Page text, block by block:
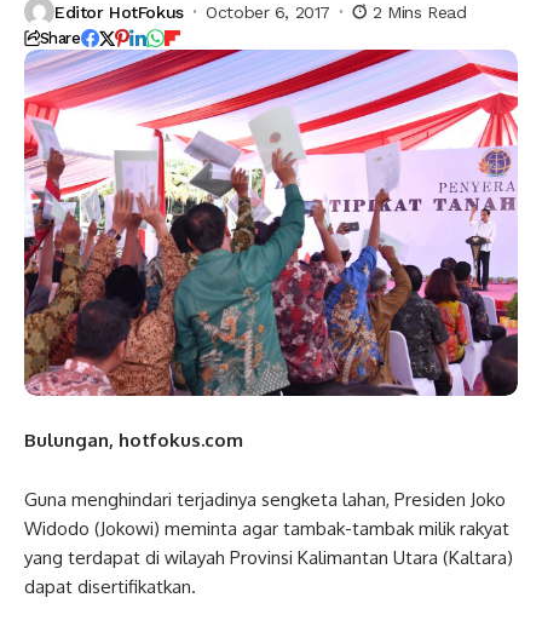
Editor HotFokus October 6, 2017 2 Mins Read
Share
Bulungan, hotfokus.com
Guna menghindari terjadinya sengketa lahan, Presiden Joko
Widodo (Jokowi) meminta agar tambak-tambak milik rakyat
yang terdapat di wilayah Provinsi Kalimantan Utara (Kaltara)
dapat disertifikatkan.